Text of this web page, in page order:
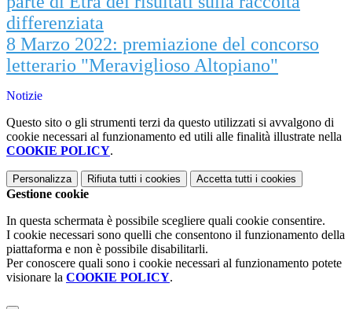
differenziata
8 Marzo 2022: premiazione del concorso
letterario "Meraviglioso Altopiano"
Notizie
Questo sito o gli strumenti terzi da questo utilizzati si avvalgono di
cookie necessari al funzionamento ed utili alle finalità illustrate nella
COOKIE POLICY.
Personalizza Rifiuta tutti i cookies Accetta tutti i cookies
Gestione cookie
In questa schermata è possibile scegliere quali cookie consentire.
I cookie necessari sono quelli che consentono il funzionamento della
piattaforma e non è possibile disabilitarli.
Per conoscere quali sono i cookie necessari al funzionamento potete
visionare la COOKIE POLICY.